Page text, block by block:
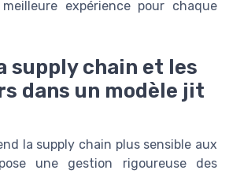
expérience pour chaque
supply chain et les
dans un modèle jit
la supply chain plus sensible aux
une gestion rigoureuse des